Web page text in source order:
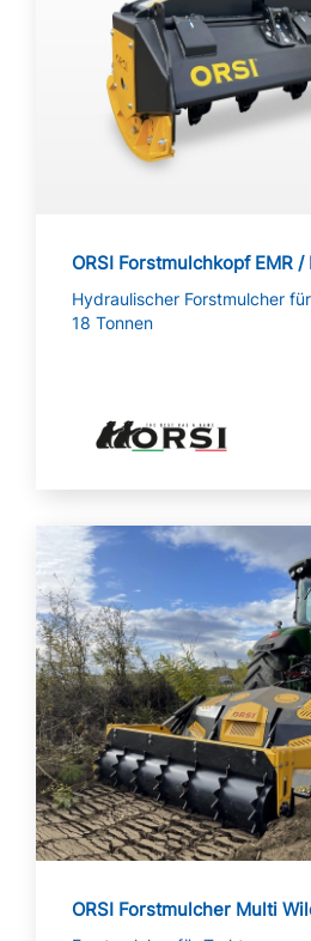
ORSI Forstmulchkopf EMR /
Hydraulischer Forstmulcher
18 Tonnen
ORSI Forstmulcher Multi
Mehr lesen